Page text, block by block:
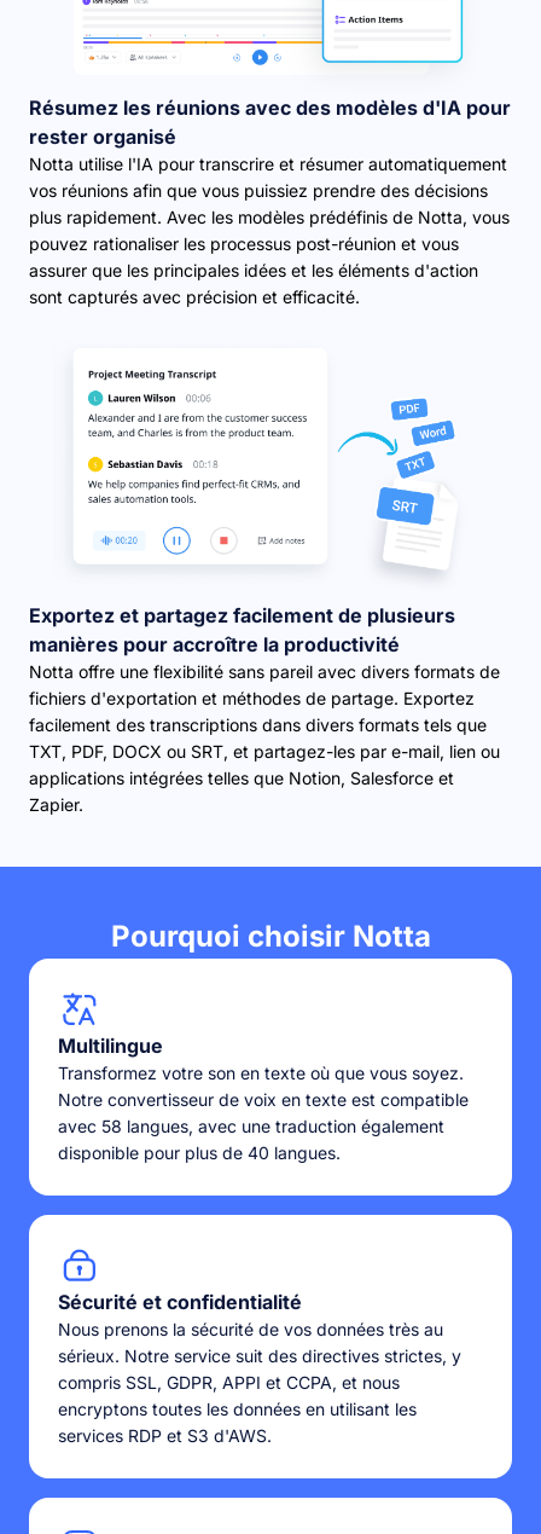
Résumez les réunions avec des modèles d'IA pour
rester organisé
Notta utilise l'IA pour transcrire et résumer automatiquement
vos réunions afin que vous puissiez prendre des décisions
plus rapidement. Avec les modèles prédéfinis de Notta, vous
pouvez rationaliser les processus post-réunion et vous
assurer que les principales idées et les éléments d'action
sont capturés avec précision et efficacité.
Exportez et partagez facilement de plusieurs
manières pour accroître la productivité
Notta offre une flexibilité sans pareil avec divers formats de
fichiers d'exportation et méthodes de partage. Exportez
facilement des transcriptions dans divers formats tels que
TXT, PDF, DOCX ou SRT, et partagez-les par e-mail, lien ou
applications intégrées telles que Notion, Salesforce et
Zapier.
Pourquoi choisir Notta
Multilingue
Transformez votre son en texte où que vous soyez.
Notre convertisseur de voix en texte est compatible
avec 58 langues, avec une traduction également
disponible pour plus de 40 langues.
Sécurité et confidentialité
Nous prenons la sécurité de vos données très au
sérieux. Notre service suit des directives strictes, y
compris SSL, GDPR, APPI et CCPA, et nous
encryptons toutes les données en utilisant les
services RDP et S3 d'AWS.